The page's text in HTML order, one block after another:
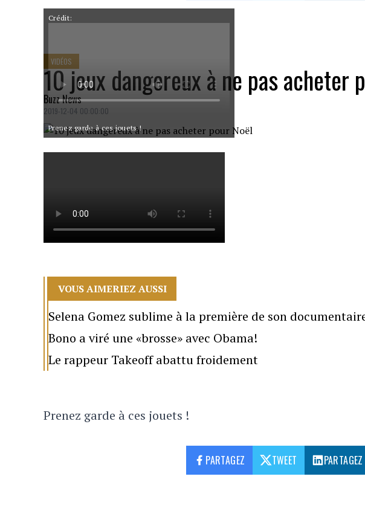
VIDÉOS
10 jeux dangereux à ne pas acheter
Buzz News
2019-12-04 00:00:00
Crédit:
Prenez garde à ces jouets !
VOUS AIMERIEZ AUSSI
Selena Gomez sublime à la première de son
Bono a viré une «brosse» avec Obama!
Le rappeur Takeoff abattu froidement
Prenez garde à ces jouets !
PARTAGEZ TWEET PARTAGEZ